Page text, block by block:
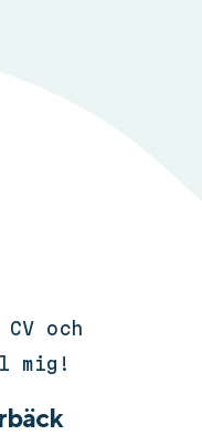
och
mig!